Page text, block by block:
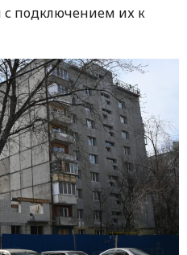
подключением их к